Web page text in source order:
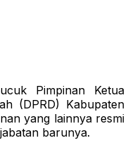
Pimpinan Ketua
(DPRD) Kabupaten
yang lainnya resmi
barunya.